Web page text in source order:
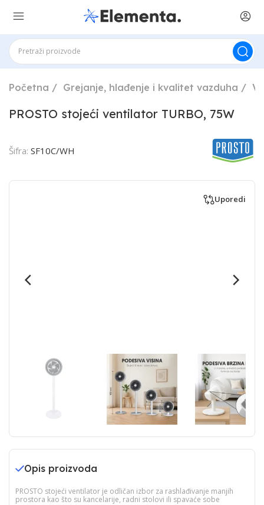
Početna Grejanje, hlađenje i kvalitet vazduha
PROSTO stojeći ventilator TURBO, 75W
Šifra: SF10C/WH
Uporedi
Opis proizvoda
PROSTO stojeći ventilator je odličan izbor za rashlađivanje manjih
prostora kao što su kancelarije, radni stolovi ili spavaće sobe